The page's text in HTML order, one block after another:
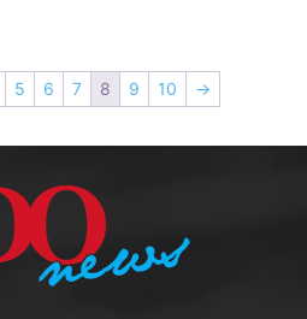
5 6 7 8 9 10 →